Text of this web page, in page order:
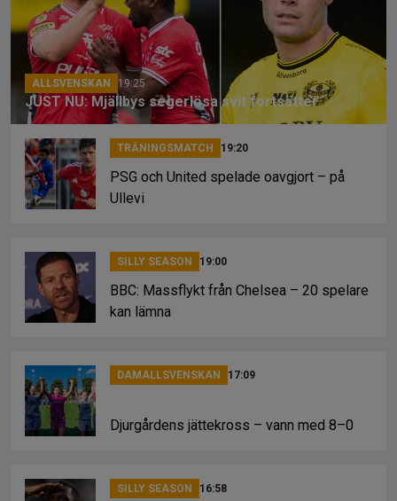
o
k
k
ALLSVENSKAN 19:25
JUST NU: Mjällbys segerlösa svit fortsätter
TRÄNINGSMATCH 19:20
PSG och United spelade oavgjort – på
Ullevi
SILLY SEASON 19:00
BBC: Massflykt från Chelsea – 20 spelare
kan lämna
DAMALLSVENSKAN 17:09
Djurgårdens jättekross – vann med 8–0
SILLY SEASON 16:58